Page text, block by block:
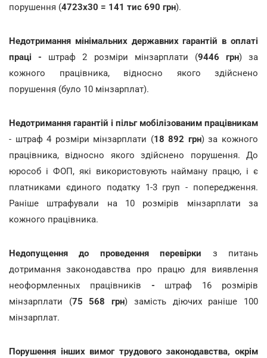
порушення (4723х30 = 141 тис 690 грн).
Недотримання мінімальних державних гарантій в оплаті
праці - штраф 2 розміри мінзарплати (9446 грн) за
кожного працівника, відносно якого здійснено
порушення (було 10 мінзарплат).
Недотримання гарантій і пільг мобілізованим працівникам
- штраф 4 розміри мінзарплати (18 892 грн) за кожного
працівника, відносно якого здійснено порушення. До
юрособ і ФОП, які використовують найману працю, і є
платниками єдиного податку 1-3 груп - попередження.
Раніше штрафували на 10 розмірів мінзарплати за
кожного працівника.
Недопущення до проведення перевірки з питань
дотримання законодавства про працю для виявлення
неоформленных працівників - штраф 16 розмірів
мінзарплати (75 568 грн) замість діючих раніше 100
мінзарплат.
Порушення інших вимог трудового законодавства, окрім